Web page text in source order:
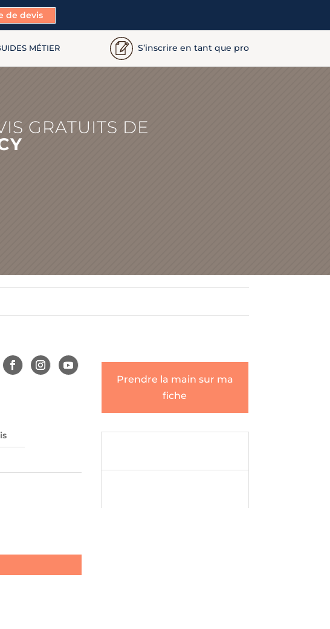
de devis
MÉTIER S’inscrire en tant que pro
GRATUITS DE
Prendre la main sur ma
fiche